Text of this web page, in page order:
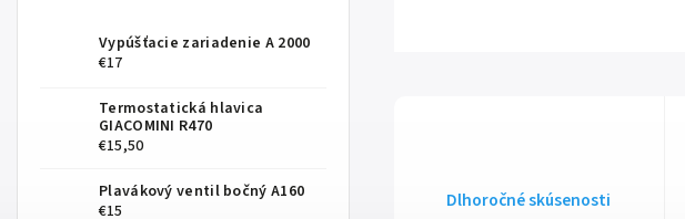
Vypúšťacie zariadenie A 2000
€17
Termostatická hlavica
GIACOMINI R470
€15,50
Plavákový ventil bočný A160
€15
Dlhoročné skúsenosti